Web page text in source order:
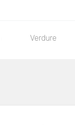
Verdure